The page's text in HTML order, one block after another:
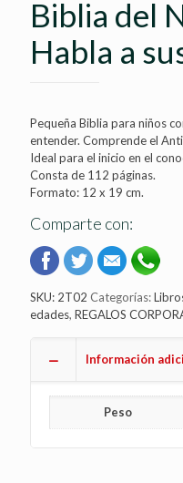
Biblia del
Habla a
Pequeña Biblia para niños
entender. Comprende el
Ideal para el inicio en el
Consta de 112 páginas.
Formato: 12 x 19 cm.
Comparte con:
SKU: 2T02 Categorías:
edades, REGALOS
Información
Peso